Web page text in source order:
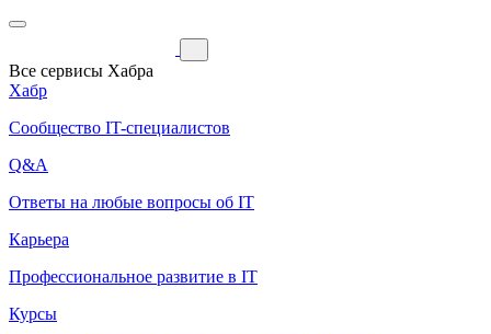
Все сервисы Хабра
Хабр
Сообщество IT-специалистов
Q&A
Ответы на любые вопросы об IT
Карьера
Профессиональное развитие в IT
Курсы